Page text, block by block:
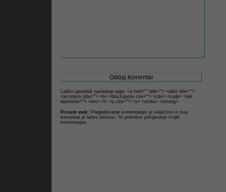
Lahko uporabiš naslednje tage: <a href="" title=""> <abbr title="">
<acronym title=""> <b> <blockquote cite=""> <cite> <code> <del
datetime=""> <em> <i> <q cite=""> <s> <strike> <strong>
Prosim vedi: Pregledovanje komentarjev je vključeno in tvoj
komentar je lahko izbrisan. Ni potrebno potrjevanje tvojih
komentarjev.